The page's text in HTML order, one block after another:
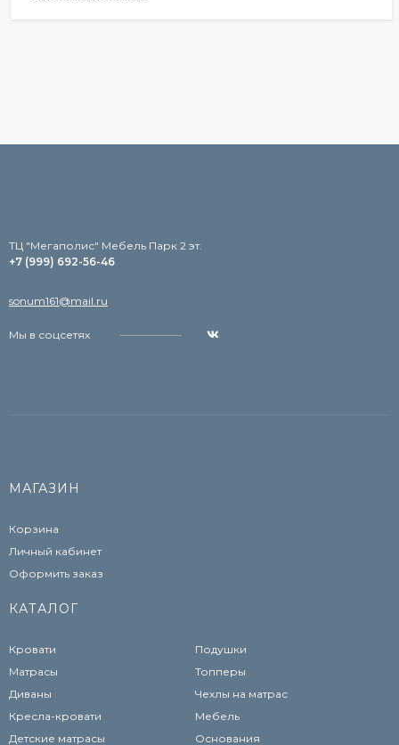
TЦ "Мегаполис" Мебель Парк 2 эт.
+7 (999) 692-56-46
sonum161@mail.ru
Мы в соцсетях
МАГАЗИН
Корзина
Личный кабинет
Оформить заказ
КАТАЛОГ
Кровати
Матрасы
Диваны
Кресла-кровати
Детские матрасы
Подушки
Топперы
Чехлы на матрас
Мебель
Основания